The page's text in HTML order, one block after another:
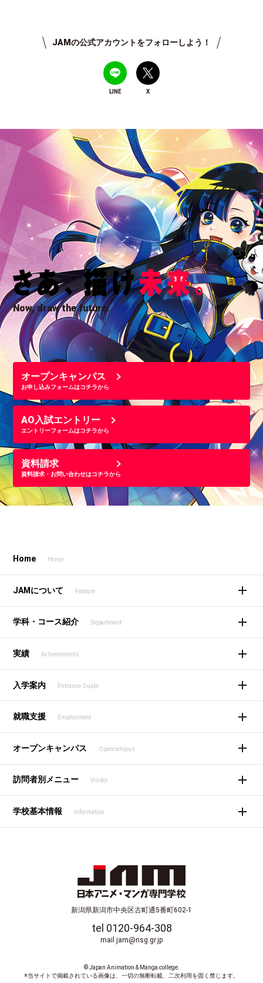
JAMの公式アカウントをフォローしよう！
LINE X
Now, draw the future.
オープンキャンパス
お申し込みフォームはコチラから
AO入試エントリー
エントリーフォームはコチラから
資料請求
資料請求・お問い合わせはコチラから
Home Home
JAMについて Feature
学科・コース紹介 Department
実績 Achievements
入学案内 Entrance Guide
就職支援 Employment
オープンキャンパス Opencampus
訪問者別メニュー Visitor
学校基本情報 Information
新潟県新潟市中央区古町通5番町602-1
tel 0120-964-308
mail jam@nsg.gr.jp
© Japan Animation & Manga college.
※当サイトで掲載されている画像は、一切の無断転載、二次利用を固く禁じます。